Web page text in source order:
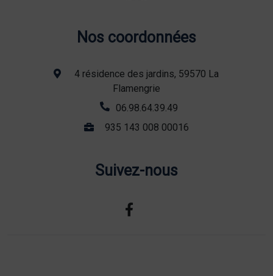
Nos coordonnées
4 résidence des jardins, 59570 La
Flamengrie
06.98.64.39.49
935 143 008 00016
Suivez-nous